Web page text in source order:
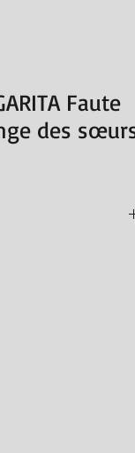
Faute
des